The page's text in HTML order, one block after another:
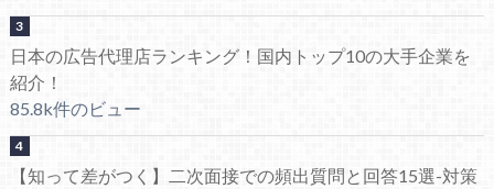
日本の広告代理店ランキング！国内トップ10の大手企業を
紹介！
85.8k件のビュー
【知って差がつく】二次面接での頻出質問と回答15選-対策